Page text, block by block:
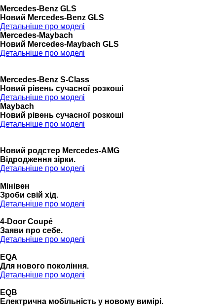
Mercedes-Benz GLS
Новий Mercedes-Benz GLS
Детальніше про моделі
Mercedes-Maybach
Новий Mercedes-Maybach GLS
Детальніше про моделі
Mercedes-Benz S-Class
Новий рівень сучасної розкоші
Детальніше про моделі
Maybach
Новий рівень сучасної розкоші
Детальніше про моделі
Новий родстер Mercedes-AMG
Відродження зірки.
Детальніше про моделі
Мінівен
Зроби свій хід.
Детальніше про моделі
4-Door Coupé
Заяви про себе.
Детальніше про моделі
EQA
Для нового покоління.
Детальніше про моделі
EQB
Електрична мобільність у новому вимірі.